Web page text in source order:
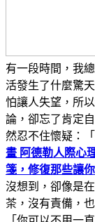
有一段時間，我
活發生了什麼驚
怕讓人失望，所
論，卻忘了肯定
然忍不住懷疑：
畫 阿德勒人際心
箋，修復那些讓
沒想到，卻像是
茶，沒有責備，